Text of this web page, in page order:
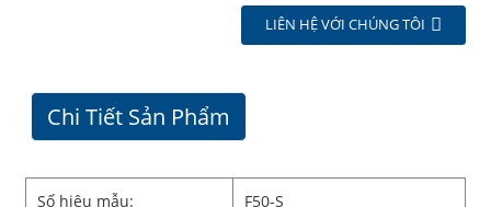
LIÊN HỆ VỚI CHÚNG TÔI
Chi Tiết Sản Phẩm
Số hiệu mẫu: F50-S